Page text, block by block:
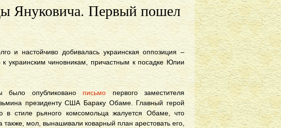
Януковича. Первый пошел
и настойчиво добивалась украинская оппозиция –
украинским чиновникам, причастным к посадке Юлии
было опубликовано письмо первого заместителя
президенту США Бараку Обаме. Главный герой
стиле рьяного комсомольца жалуется Обаме, что
также, мол, вынашивали коварный план арестовать его,